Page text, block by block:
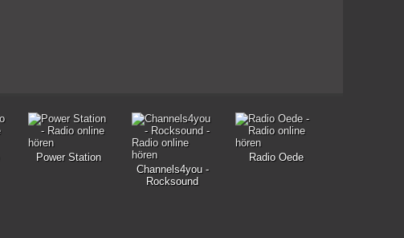
Power Station
Channels4you -
Rocksound
Radio Oede